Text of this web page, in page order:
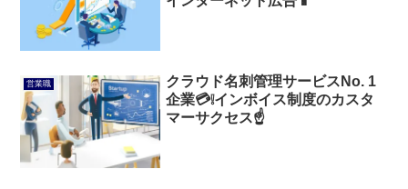
営業職
クラウド名刺管理サービスNo. 1
企業💳️❕インボイス制度のカスタ
マーサクセス☝️